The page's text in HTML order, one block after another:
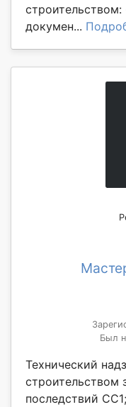
докумен...
Был
Технический
строительством
последствий